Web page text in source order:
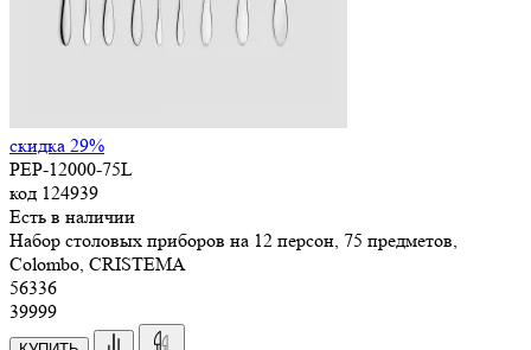
скидка 29%
PEP-12000-75L
код 124939
Есть в наличии
Набор столовых приборов на 12 персон, 75 предметов,
Colombo, CRISTEMA
56336
39999